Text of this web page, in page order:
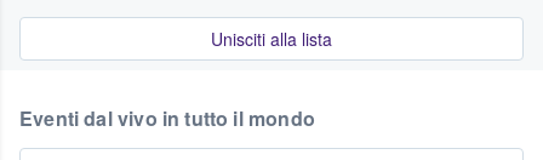
Unisciti alla lista
Eventi dal vivo in tutto il mondo